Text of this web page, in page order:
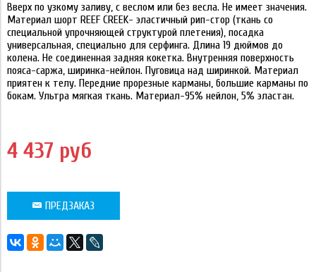
Вверх по узкому заливу, с веслом или без весла. Не имеет значения.
Материал шорт REEF CREEK- эластичный рип-стор (ткань со
специальной упрочняющей структурой плетения), посадка
универсальная, специально для серфинга. Длина 19 дюймов до
колена. Не соединенная задняя кокетка. Внутренняя поверхность
пояса-саржа, ширинка-нейлон. Пуговица над ширинкой. Материал
приятен к телу. Передние прорезные карманы, большие карманы по
бокам. Ультра мягкая ткань. Материал-95% нейлон, 5% эластан.
4 437 руб
ПРЕДЗАКАЗ